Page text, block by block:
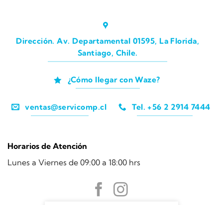
Dirección. Av. Departamental 01595, La Florida,
Santiago, Chile.
¿Cómo llegar con Waze?
ventas@servicomp.cl Tel. +56 2 2914 7444
Horarios de Atención
Lunes a Viernes de 09:00 a 18:00 hrs